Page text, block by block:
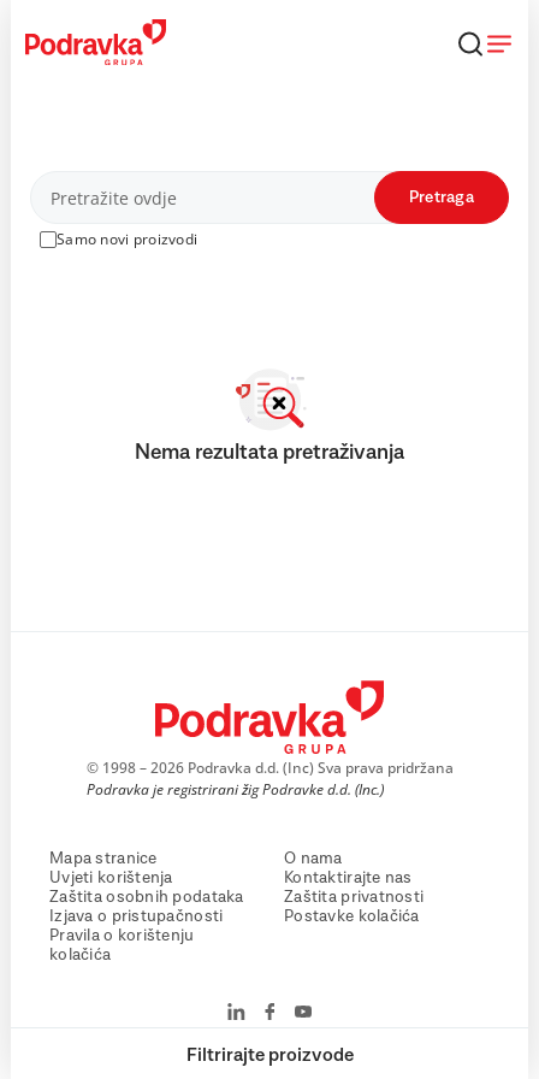
content
Proizvodi
Samo novi proizvodi
Pretraga
Filtrirajte proizvode
Nema rezultata pretraživanja
© 1998 – 2026 Podravka d.d. (Inc) Sva prava pridržana
Podravka je registrirani žig Podravke d.d. (Inc.)
Mapa stranice
Uvjeti korištenja
Zaštita osobnih podataka
Izjava o pristupačnosti
Pravila o korištenju
kolačića
O nama
Kontaktirajte nas
Zaštita privatnosti
Postavke kolačića